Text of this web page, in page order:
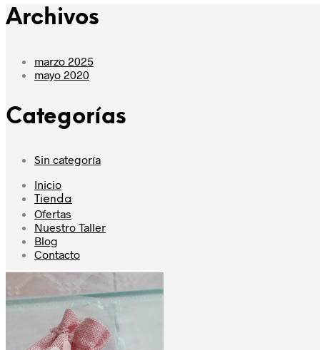
Archivos
marzo 2025
mayo 2020
Categorías
Sin categoría
Inicio
Tienda
Ofertas
Nuestro Taller
Blog
Contacto